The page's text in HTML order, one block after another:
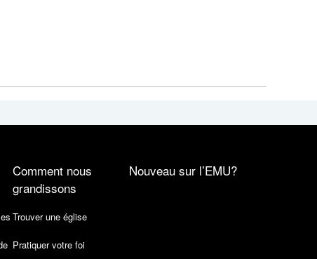
Comment nous
grandissons
Trouver une église
Pratiquer votre foi
Nouveau sur l’EMU?